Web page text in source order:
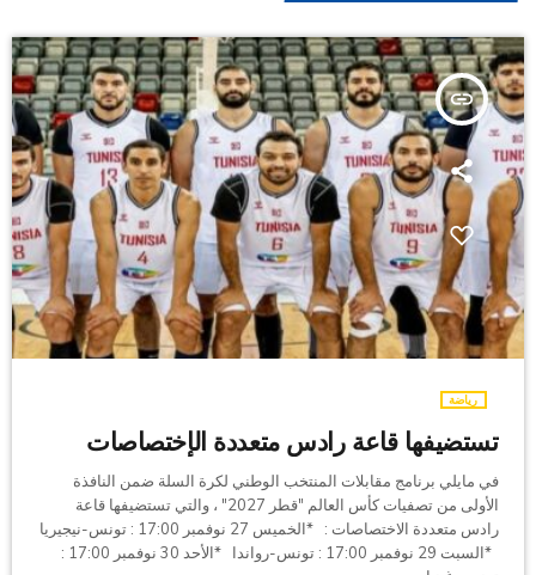
insert_link
رياضة
تستضيفها قاعة رادس متعددة الإختصاصات
في مايلي برنامج مقابلات المنتخب الوطني لكرة السلة ضمن النافذة
الأولى من تصفيات كأس العالم "قطر 2027" ، والتي تستضيفها قاعة
رادس متعددة الاختصاصات : *الخميس 27 نوفمبر 17:00 : تونس-نيجيريا
*السبت 29 نوفمبر 17:00 : تونس-رواندا *الأحد 30 نوفمبر 17:00 :